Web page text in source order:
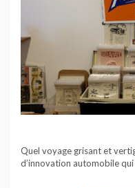
Quel voyage grisant et
d’innovation automobile